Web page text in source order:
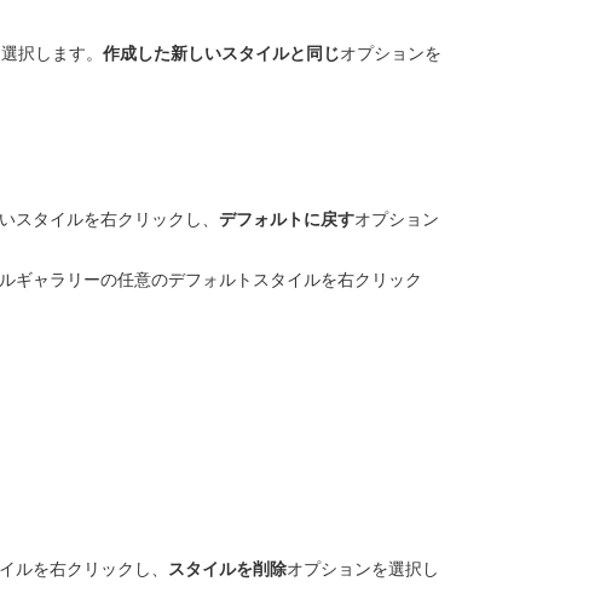
択します。 作成した新しいスタイルと同じオプションを
タイルを右クリックし、 デフォルトに戻すオプション
ギャラリーの任意のデフォルトスタイルを右クリック
を右クリックし、 スタイルを削除オプションを選択し